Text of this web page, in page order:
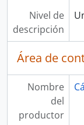
Nivel de
descripción
Área de
Nombre
del
productor